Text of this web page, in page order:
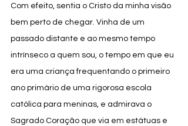
Com efeito, sentia o Cristo da minha visão
bem perto de chegar. Vinha de um
passado distante e ao mesmo tempo
intrínseco a quem sou, o tempo em que eu
era uma criança frequentando o primeiro
ano primário de uma rigorosa escola
católica para meninas, e admirava o
Sagrado Coração que via em estátuas e